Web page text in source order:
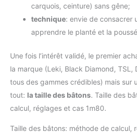
carquois, ceinture) sans gêne;
technique: envie de consacrer
apprendre le planté et la
Une fois l’intérêt validé, le premier
la marque (Leki, Black Diamond, TSL,
tous des gammes crédibles) mais sur
tout: la taille des bâtons. Taille des
calcul, réglages et cas 1m80.
Taille des bâtons: méthode de calcul,